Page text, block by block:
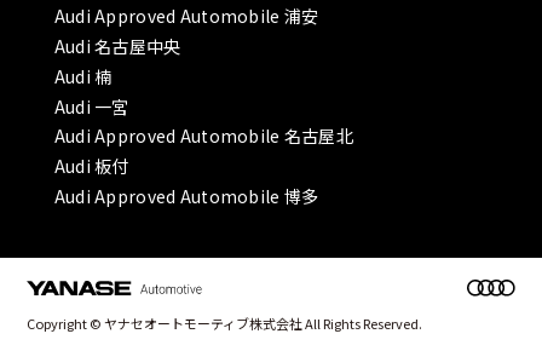
Audi Approved Automobile 浦安
Audi 名古屋中央
Audi 楠
Audi 一宮
Audi Approved Automobile 名古屋北
Audi 板付
Audi Approved Automobile 博多
Copyright © ヤナセオートモーティブ株式会社 All Rights Reserved.